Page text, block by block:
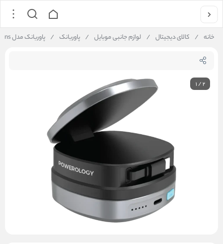
خانه / کالای دیجیتال / لوازم جانبی موبایل / پاوربانک / پاوربانک مدل Lyons ظرفیت 10000 میلی آمپری پاورولوژی / Powerology Lyons 10000mAh Power Bank
1/2